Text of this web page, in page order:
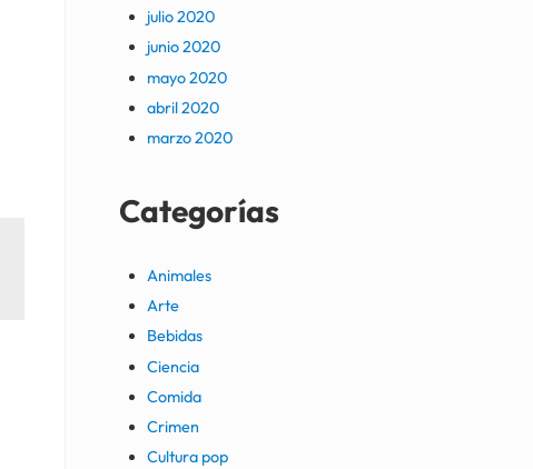
julio 2020
junio 2020
mayo 2020
abril 2020
marzo 2020
Categorías
Animales
Arte
Bebidas
Ciencia
Comida
Crimen
Cultura pop